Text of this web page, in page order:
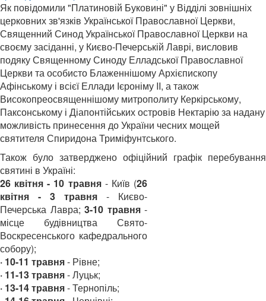
Як повідомили "Платиновій Буковині" у Відділі зовнішніх
церковних зв'язків Української Православної Церкви,
Священний Синод Української Православної Церкви на
своєму засіданні, у Києво-Печерській Лаврі, висловив
подяку Священному Синоду Елладської Православної
Церкви та особисто Блаженнішому Архієпископу
Афінському і всієї Еллади Ієроніму II, а також
Високопреосвященнішому митрополиту Керкірському,
Паксонському і Діапонтійських островів Нектарію за надану
можливість принесення до України чесних мощей
святителя Спиридона Триміфунтського.
Також було затверджено офіційний графік перебування
святині в Україні:
26 квітня - 10 травня- Київ (26
квітня - 3 травня - Києво-
Печерська Лавра; 3-10 травня-
місце будівництва Свято-
Воскресенського кафедрального
собору);
· 10-11 травня- Рівне;
· 11-13 травня- Луцьк;
· 13-14 травня- Тернопіль;